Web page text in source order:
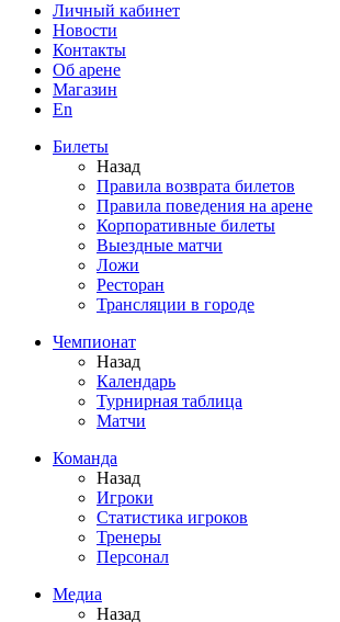
Личный кабинет
Новости
Контакты
Об арене
Магазин
En
Билеты
Назад
Правила возврата билетов
Правила поведения на арене
Корпоративные билеты
Выездные матчи
Ложи
Ресторан
Трансляции в городе
Чемпионат
Назад
Календарь
Турнирная таблица
Матчи
Команда
Назад
Игроки
Статистика игроков
Тренеры
Персонал
Медиа
Назад